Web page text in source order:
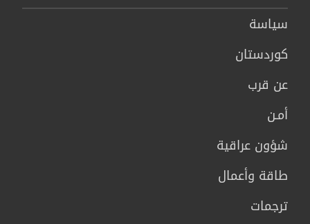
سیاسة
كوردستان
عن قرب
أمـن
شؤون عراقية
طاقة وأعمال
ترجمات